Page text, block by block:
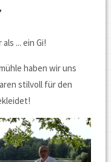
... ein Gi!
haben wir uns
stilvoll für den